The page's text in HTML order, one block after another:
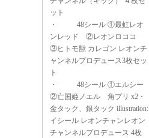
ット
・
48シール ①最虹レオ
ンレッド ②レオンロココ
③ヒトモ獣 カレゴン レオンチ
ャンネルプロデュース3枚セッ
ト
・
48シール ①エルシー
②亡国姫ノエル 角プリ x2・
金タック、銀タック illustration:
イシール レオンチャンレオン
チャンネルプロデュース 4枚